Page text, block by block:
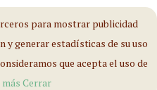
para mostrar publicidad
y generar estadísticas de su uso
que acepta el uso de
Cerrar